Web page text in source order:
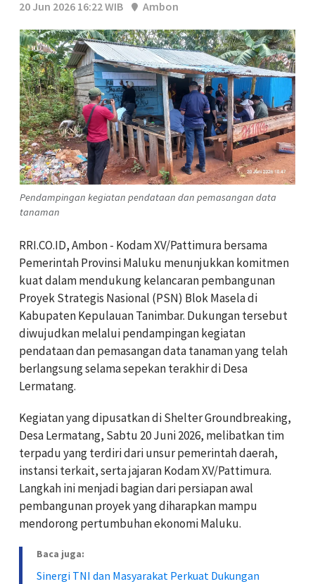
20 Jun 2026 16:22 WIB
Ambon
Pendampingan kegiatan pendataan dan pemasangan data
tanaman
RRI.CO.ID, Ambon - Kodam XV/Pattimura bersama
Pemerintah Provinsi Maluku menunjukkan komitmen
kuat dalam mendukung kelancaran pembangunan
Proyek Strategis Nasional (PSN) Blok Masela di
Kabupaten Kepulauan Tanimbar. Dukungan tersebut
diwujudkan melalui pendampingan kegiatan
pendataan dan pemasangan data tanaman yang telah
berlangsung selama sepekan terakhir di Desa
Lermatang.
Kegiatan yang dipusatkan di Shelter Groundbreaking,
Desa Lermatang, Sabtu 20 Juni 2026, melibatkan tim
terpadu yang terdiri dari unsur pemerintah daerah,
instansi terkait, serta jajaran Kodam XV/Pattimura.
Langkah ini menjadi bagian dari persiapan awal
pembangunan proyek yang diharapkan mampu
mendorong pertumbuhan ekonomi Maluku.
Baca juga:
Sinergi TNI dan Masyarakat Perkuat Dukungan